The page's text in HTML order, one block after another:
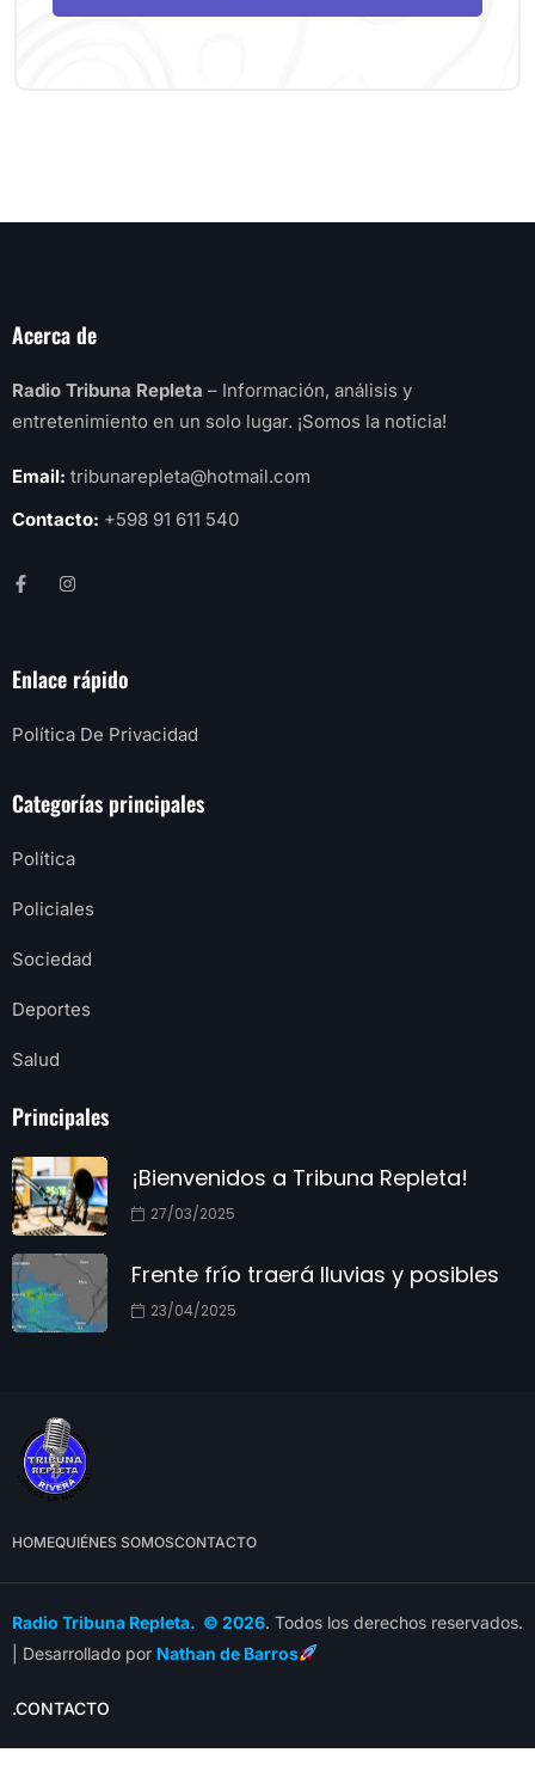
Acerca de
Radio Tribuna Repleta – Información, análisis y
entretenimiento en un solo lugar. ¡Somos la noticia!
Email: tribunarepleta@hotmail.com
Contacto: +598 91 611 540
Enlace rápido
Política De Privacidad
Categorías principales
Política
Policiales
Sociedad
Deportes
Salud
Principales
¡Bienvenidos a Tribuna Repleta!
27/03/2025
Frente frío traerá lluvias y posibles
23/04/2025
HOMEQUIÉNES SOMOSCONTACTO
Radio Tribuna Repleta. © 2026. Todos los derechos reservados.
| Desarrollado por Nathan de Barros
.CONTACTO